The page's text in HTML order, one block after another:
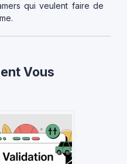
qui veulent faire de
Vous